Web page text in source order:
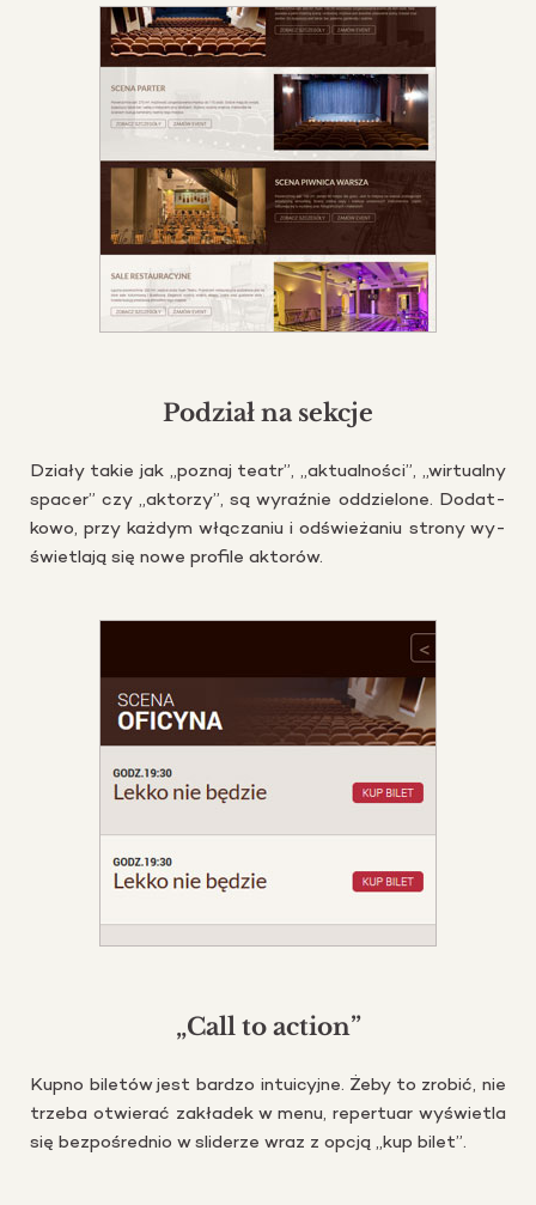
Podział na sekcje
Dzia­ły takie jak „po­znaj teatr”, „ak­tu­al­no­ści”, „wir­tu­al­ny
spa­cer” czy „ak­to­rzy”, są wy­raź­nie od­dzie­lo­ne. Do­dat­
ko­wo, przy każ­dym włą­cza­niu i od­świe­ża­niu stro­ny wy­
świe­tla­ją się nowe pro­fi­le ak­to­rów.
„Call to action”
Kupno bi­le­tów jest bar­dzo in­tu­icyj­ne. Żeby to zro­bić, nie
trze­ba otwie­rać za­kła­dek w menu, re­per­tu­ar wy­świe­tla
się bez­po­śred­nio w sli­de­rze wraz z opcją „kup bilet”.